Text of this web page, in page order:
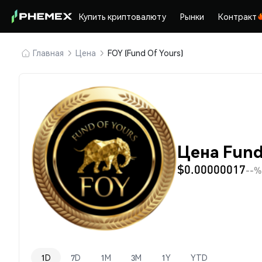
Купить криптовалюту Рынки Контракт
Главная Цена FOY (Fund Of Yours)
Цена
$0.00000017--%
1D 7D 1M 3M 1Y YTD